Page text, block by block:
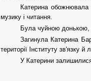
Катерина обожнювала
музику і читання.
Була чуйною
Загинула Катерина
території Інституту зв'язку
У Катерини